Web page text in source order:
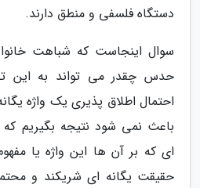
دستگاه فلسفی و منطق دارند.
سوال اینجاست که شباهت
حدس چقدر می تواند به این
احتمال اطلاق پذیری یک واژه
باعث نمی شود نتیجه بگیریم
ای که بر آن ها این واژه یا
حقیقت یگانه ای شریکند و